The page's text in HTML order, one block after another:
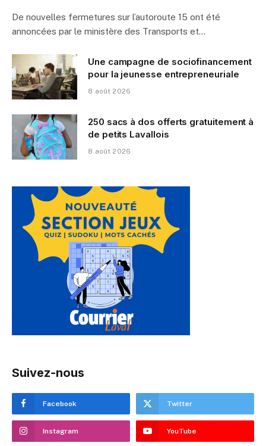
De nouvelles fermetures sur l’autoroute 15 ont été
annoncées par le ministère des Transports et…
Une campagne de sociofinancement
pour la jeunesse entrepreneuriale
8 août 2026
250 sacs à dos offerts gratuitement à
de petits Lavallois
8 août 2026
Suivez-nous
Facebook Twitter
Instagram YouTube